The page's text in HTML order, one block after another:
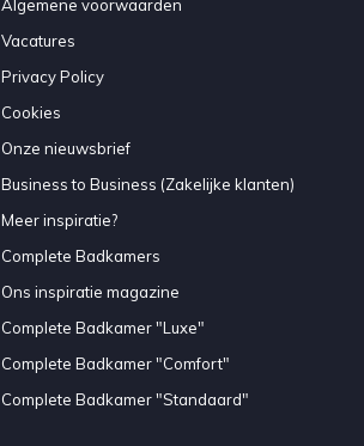
Algemene voorwaarden
Vacatures
Privacy Policy
Cookies
Onze nieuwsbrief
Business to Business (Zakelijke klanten)
Meer inspiratie?
Complete Badkamers
Ons inspiratie magazine
Complete Badkamer "Luxe"
Complete Badkamer "Comfort"
Complete Badkamer "Standaard"